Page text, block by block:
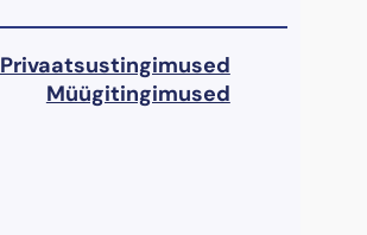
Privaatsustingimused
Müügitingimused